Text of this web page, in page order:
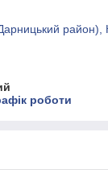
район),
роботи